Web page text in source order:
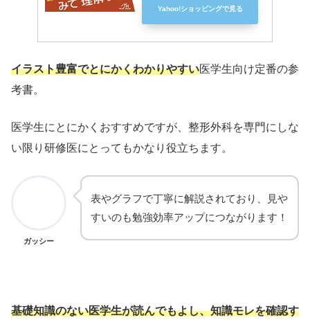
Yahoo!ショッピングで見る
イラスト豊富でとにかくわかりやすい医学生向け定番の参
考書。
医学生にとにかくおすすめですが、整形外科を専門にしな
い限り研修医にとってもかなり役立ちます。
ガッシー
表やグラフで丁寧に解説されており、見や
すいのも勉強効率アップにつながります！
基礎知識のない医学生が読んでもよし、知識モレを確認す